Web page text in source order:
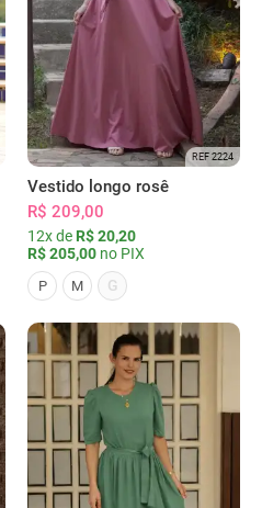
REF 2224
Vestido longo rosê
R$ 209,00
12x de R$ 20,20
R$ 205,00 no PIX
P M G